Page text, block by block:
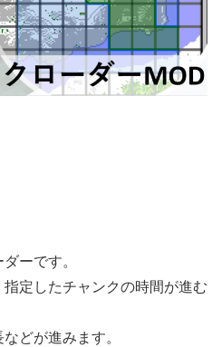
ーです。
定したチャンクの時間が進む
どが進みます。